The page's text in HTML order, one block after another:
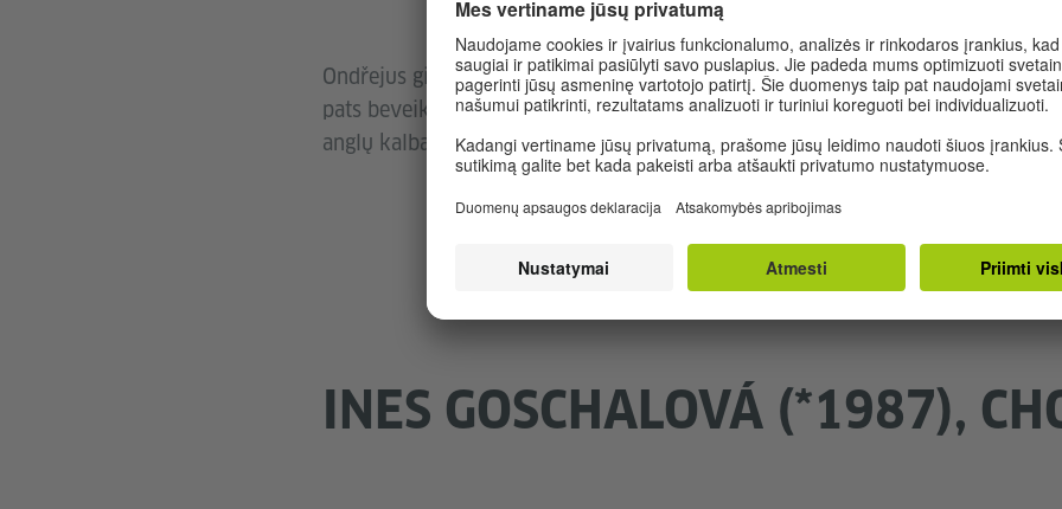
Ondřejus gimė 1982 m. Karlovi Varuose. Jis užaugo su vokiškai kalbančia
pats beveik nekalba vokiškai, laiko save čeku ir mano, kad lemiamos įtakos
anglų kalba. Ondřejus studijavo ekonomikos mokslus. Šiandien jis gyvena ir
INES GOSCHALOVÁ (*1987),